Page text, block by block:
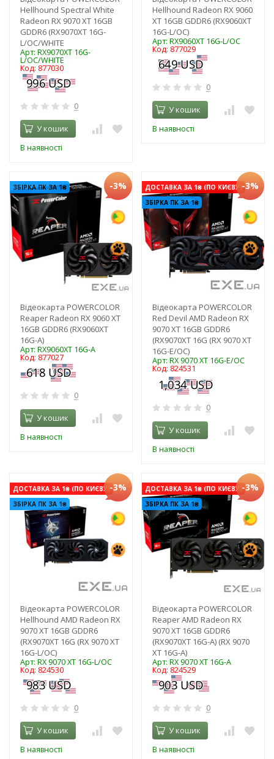
Hellhound Spectral White
Radeon RX 9070 XT 16GB
GDDR6 (RX9070XT 16G-
L/OC/WHITE
Арт: RX9070XT 16G-
L/OC/WHITE
Код: 877030
0
У кошик
В наявності
Hellhound Radeon RX 9060
XT 16GB GDDR6 (RX9060XT
16G-L/OC)
Арт: RX9060XT 16G-L/OC
Код: 877029
0
У кошик
В наявності
ЗБІРКА ПК ЗА 1₴ -3%
Відеокарта POWERCOLOR
Reaper Radeon RX 9060 XT
16GB GDDR6 (RX9060XT
16G-A)
Арт: RX9060XT 16G-A
Код: 877027
0
У кошик
В наявності
ДОСТАВКА ЗА 1₴ (ПО КИЄВУ)
ЗБІРКА ПК ЗА 1₴
-3%
Відеокарта POWERCOLOR
Red Devil AMD Radeon RX
9070 XT 16GB GDDR6
(RX9070XT 16G (RX 9070 XT
16G-E/OC)
Арт: RX 9070 XT 16G-E/OC
Код: 824531
0
У кошик
В наявності
ДОСТАВКА ЗА 1₴ (ПО КИЄВУ)
ЗБІРКА ПК ЗА 1₴
-3%
Відеокарта POWERCOLOR
Hellhound AMD Radeon RX
9070 XT 16GB GDDR6
(RX9070XT 16G (RX 9070 XT
16G-L/OC)
Арт: RX 9070 XT 16G-L/OC
Код: 824530
0
У кошик
В наявності
ДОСТАВКА ЗА 1₴ (ПО КИЄВУ)
ЗБІРКА ПК ЗА 1₴
-3%
Відеокарта POWERCOLOR
Reaper AMD Radeon RX
9070 XT 16GB GDDR6
(RX9070XT 16G-A) (RX 9070
XT 16G-A)
Арт: RX 9070 XT 16G-A
Код: 824529
0
У кошик
В наявності